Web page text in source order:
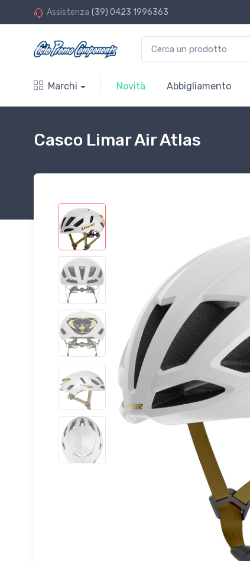
Assistenza (39) 0423 1996363
Marchi Novità Abbigliamento
Casco Limar Air Atlas